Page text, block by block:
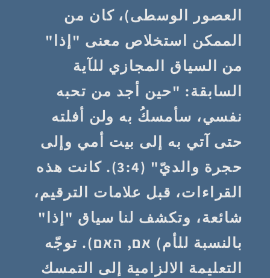
العصور الوسطى)، كان من
الممكن استخلاص معنى "إذا"
من السياق المجازي للآية
السابقة: "حين أجد من تحبه
نفسي، سأمسكُ به ولن أفلته
حتى آتي به إلى بيت أمي وإلى
حجرة والديّ" (3:4). كانت هذه
القراءات، قبل علامات الترقيم،
شائعة، وتكشف لنا سياق "إذا"
بالنسبة للأم) אם, האם). توجّه
التعليمة الالزامية إلى التمسك